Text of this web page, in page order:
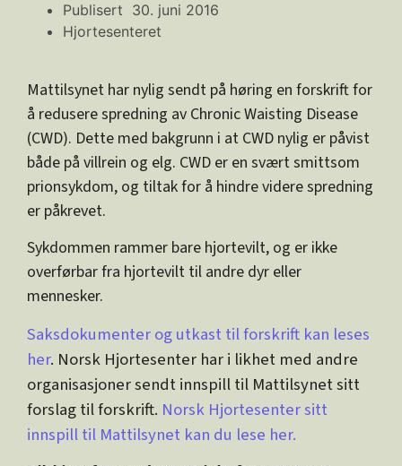
Publisert 30. juni 2016
Hjortesenteret
Mattilsynet har nylig sendt på høring en forskrift for
å redusere spredning av Chronic Waisting Disease
(CWD). Dette med bakgrunn i at CWD nylig er påvist
både på villrein og elg. CWD er en svært smittsom
prionsykdom, og tiltak for å hindre videre spredning
er påkrevet.
Sykdommen rammer bare hjortevilt, og er ikke
overførbar fra hjortevilt til andre dyr eller
mennesker.
Saksdokumenter og utkast til forskrift kan leses
her. Norsk Hjortesenter har i likhet med andre
organisasjoner sendt innspill til Mattilsynet sitt
forslag til forskrift. Norsk Hjortesenter sitt
innspill til Mattilsynet kan du lese her.